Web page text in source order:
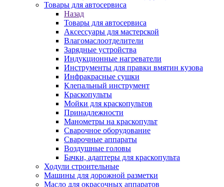
Товары для автосервиса
Назад
Товары для автосервиса
Аксессуары для мастерской
Влагомаслоотделители
Зарядные устройства
Индукционные нагреватели
Инструменты для правки вмятин кузова
Инфракрасные сушки
Клепальный инструмент
Краскопульты
Мойки для краскопультов
Принадлежности
Манометры на краскопульт
Сварочное оборудование
Сварочные аппараты
Воздушные головы
Бачки, адаптеры для краскопульта
Ходули строительные
Машины для дорожной разметки
Масло для окрасочных аппаратов